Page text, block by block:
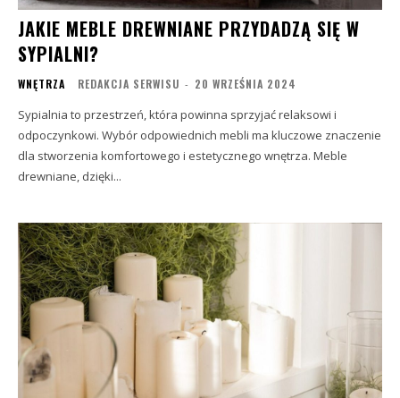
JAKIE MEBLE DREWNIANE PRZYDADZĄ SIĘ W
SYPIALNI?
WNĘTRZA REDAKCJA SERWISU - 20 WRZEŚNIA 2024
Sypialnia to przestrzeń, która powinna sprzyjać relaksowi i
odpoczynkowi. Wybór odpowiednich mebli ma kluczowe znaczenie
dla stworzenia komfortowego i estetycznego wnętrza. Meble
drewniane, dzięki...